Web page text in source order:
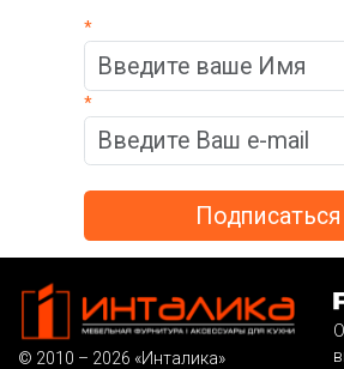
*
*
© 2010 – 2026 «Инталика»